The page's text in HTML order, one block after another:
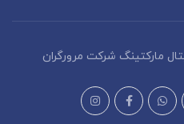
مارکتینگ شرکت مرورگران